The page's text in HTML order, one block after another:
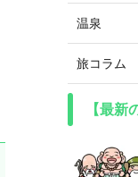
温泉
旅コラム
【最新